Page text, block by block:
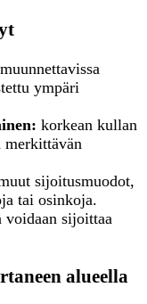
ympäri
korkean kullan
sijoitusmuodot,
tai osinkoja.
voidaan sijoittaa
alueella